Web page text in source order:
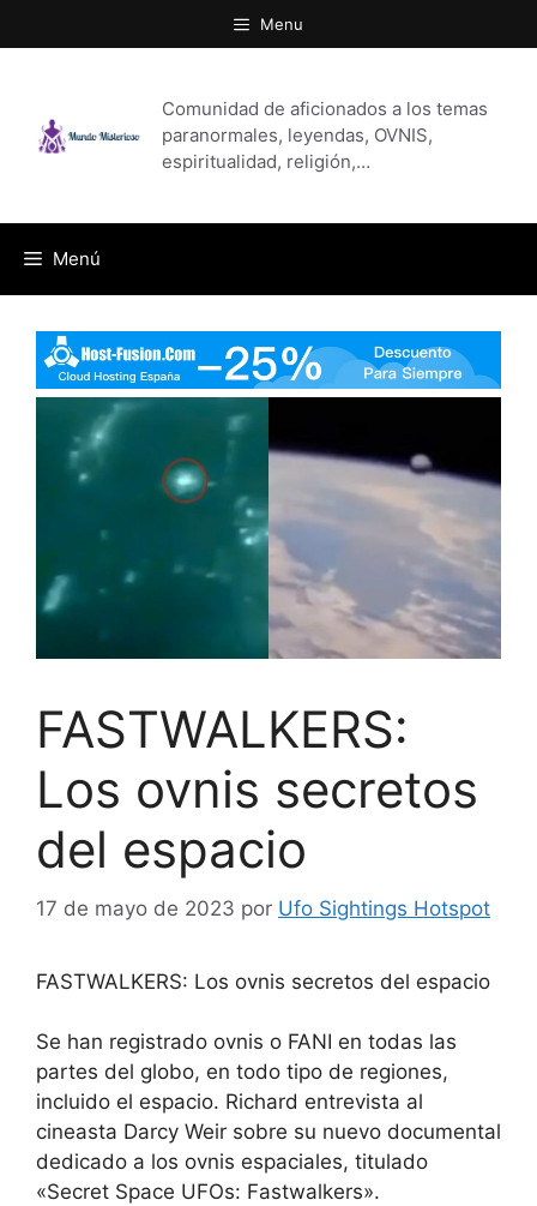
al
Menu
Comunidad de aficionados a los temas
paranormales, leyendas, OVNIS,
espiritualidad, religión,…
Menú
FASTWALKERS:
Los ovnis secretos
del espacio
17 de mayo de 2023 por Ufo Sightings Hotspot
FASTWALKERS: Los ovnis secretos del espacio
Se han registrado ovnis o FANI en todas las
partes del globo, en todo tipo de regiones,
incluido el espacio. Richard entrevista al
cineasta Darcy Weir sobre su nuevo documental
dedicado a los ovnis espaciales, titulado
«Secret Space UFOs: Fastwalkers».